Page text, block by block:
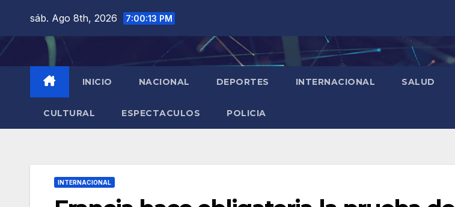
contenido
sáb. Ago 8th, 2026 7:00:15 PM
INICIO NACIONAL DEPORTES INTERNACIONAL SALUD
CULTURAL ESPECTACULOS POLICIA
INTERNACIONAL